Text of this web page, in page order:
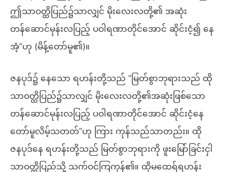
ဤသာဝတ္ထိပြည်၌သာလျှင် မိုးလေးလတို့၏ အဆုံး
တန်ဆောင်မုန်းလပြည့် ပဝါရဏာတိုင်အောင် ဆိုင်းငံ့၍ နေ
အံ့”ဟု (မိန့်တော်မူ၏)။
ဇနပုဒ်၌ နေသော ရဟန်းတို့သည် “မြတ်စွာဘုရားသည် ထို
သာဝတ္ထိပြည်၌သာလျှင် မိုးလေးလတို့၏အဆုံးဖြစ်သော
တန်ဆောင်မုန်းလပြည့် ပဝါရဏာတိုင်အောင် ဆိုင်းငံ့နေ
တော်မူလိမ့်သတတ်”ဟု ကြား ကုန်သည်သာတည်း။ ထို
ဇနပုဒ်နေ ရဟန်းတို့သည် မြတ်စွာဘုရားကို ဖူးမြော်ခြင်းငှါ
သာဝတ္ထိပြည်သို့ သက်ဝင်ကြကုန်၏။ ထိုမထေရ်ရဟန်း